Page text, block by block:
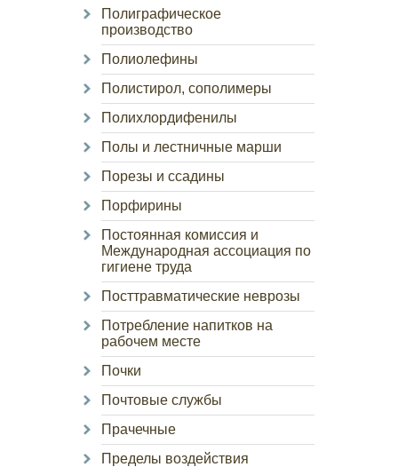
Полиграфическое
производство
Полиолефины
Полистирол, сополимеры
Полихлордифенилы
Полы и лестничные марши
Порезы и ссадины
Порфирины
Постоянная комиссия и
Международная ассоциация по
гигиене труда
Посттравматические неврозы
Потребление напитков на
рабочем месте
Почки
Почтовые службы
Прачечные
Пределы воздействия